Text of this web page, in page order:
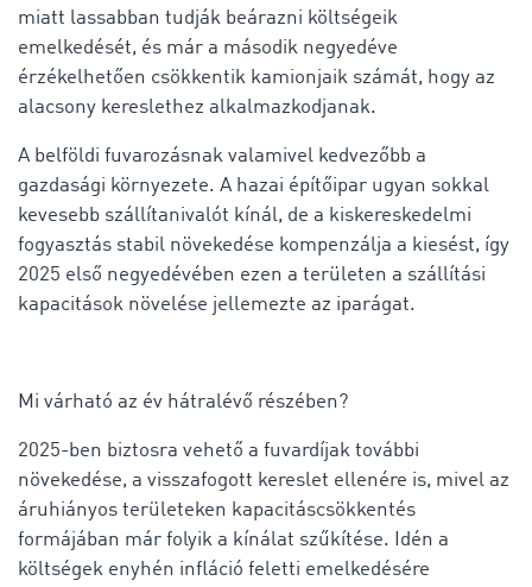
miatt lassabban tudják beárazni költségeik
emelkedését, és már a második negyedéve
érzékelhetően csökkentik kamionjaik számát, hogy az
alacsony kereslethez alkalmazkodjanak.
A belföldi fuvarozásnak valamivel kedvezőbb a
gazdasági környezete. A hazai építőipar ugyan sokkal
kevesebb szállítanivalót kínál, de a kiskereskedelmi
fogyasztás stabil növekedése kompenzálja a kiesést, így
2025 első negyedévében ezen a területen a szállítási
kapacitások növelése jellemezte az iparágat.
Mi várható az év hátralévő részében?
2025-ben biztosra vehető a fuvardíjak további
növekedése, a visszafogott kereslet ellenére is, mivel az
áruhiányos területeken kapacitáscsökkentés
formájában már folyik a kínálat szűkítése. Idén a
költségek enyhén infláció feletti emelkedésére